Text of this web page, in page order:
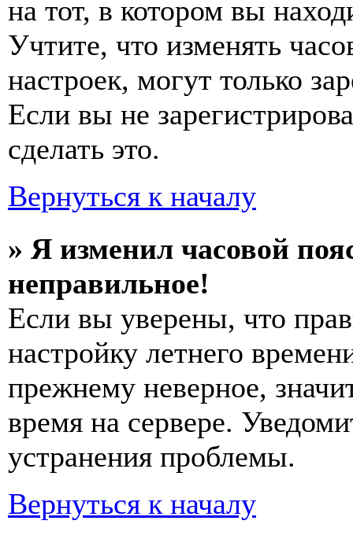
на тот, в котором вы
Учтите, что изменять
настроек, могут только
Если вы не
сделать это.
Вернуться к началу
» Я изменил часовой
неправильное!
Если вы уверены, что
настройку летнего
прежнему неверное,
время на сервере.
устранения проблемы.
Вернуться к началу